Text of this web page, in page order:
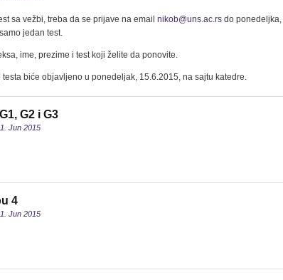
sa vežbi, treba da se prijave na email nikob@uns.ac.rs do ponedeljka,
jedan test.
ime, prezime i test koji želite da ponovite.
biće objavljeno u ponedeljak, 15.6.2015, na sajtu katedre.
G2 i G3
Jun 2015
4
Jun 2015